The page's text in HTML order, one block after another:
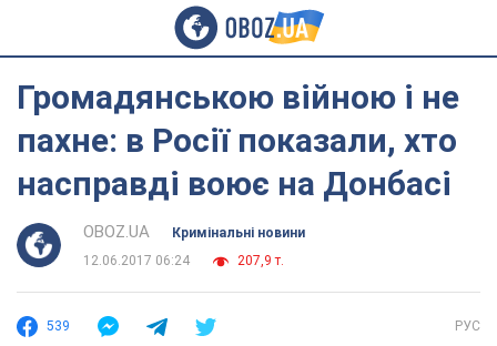
Громадянською війною і не
пахне: в Росії показали, хто
насправді воює на Донбасі
OBOZ.UA
Кримінальні новини
12.06.2017 06:24
207,9 т.
539 РУС